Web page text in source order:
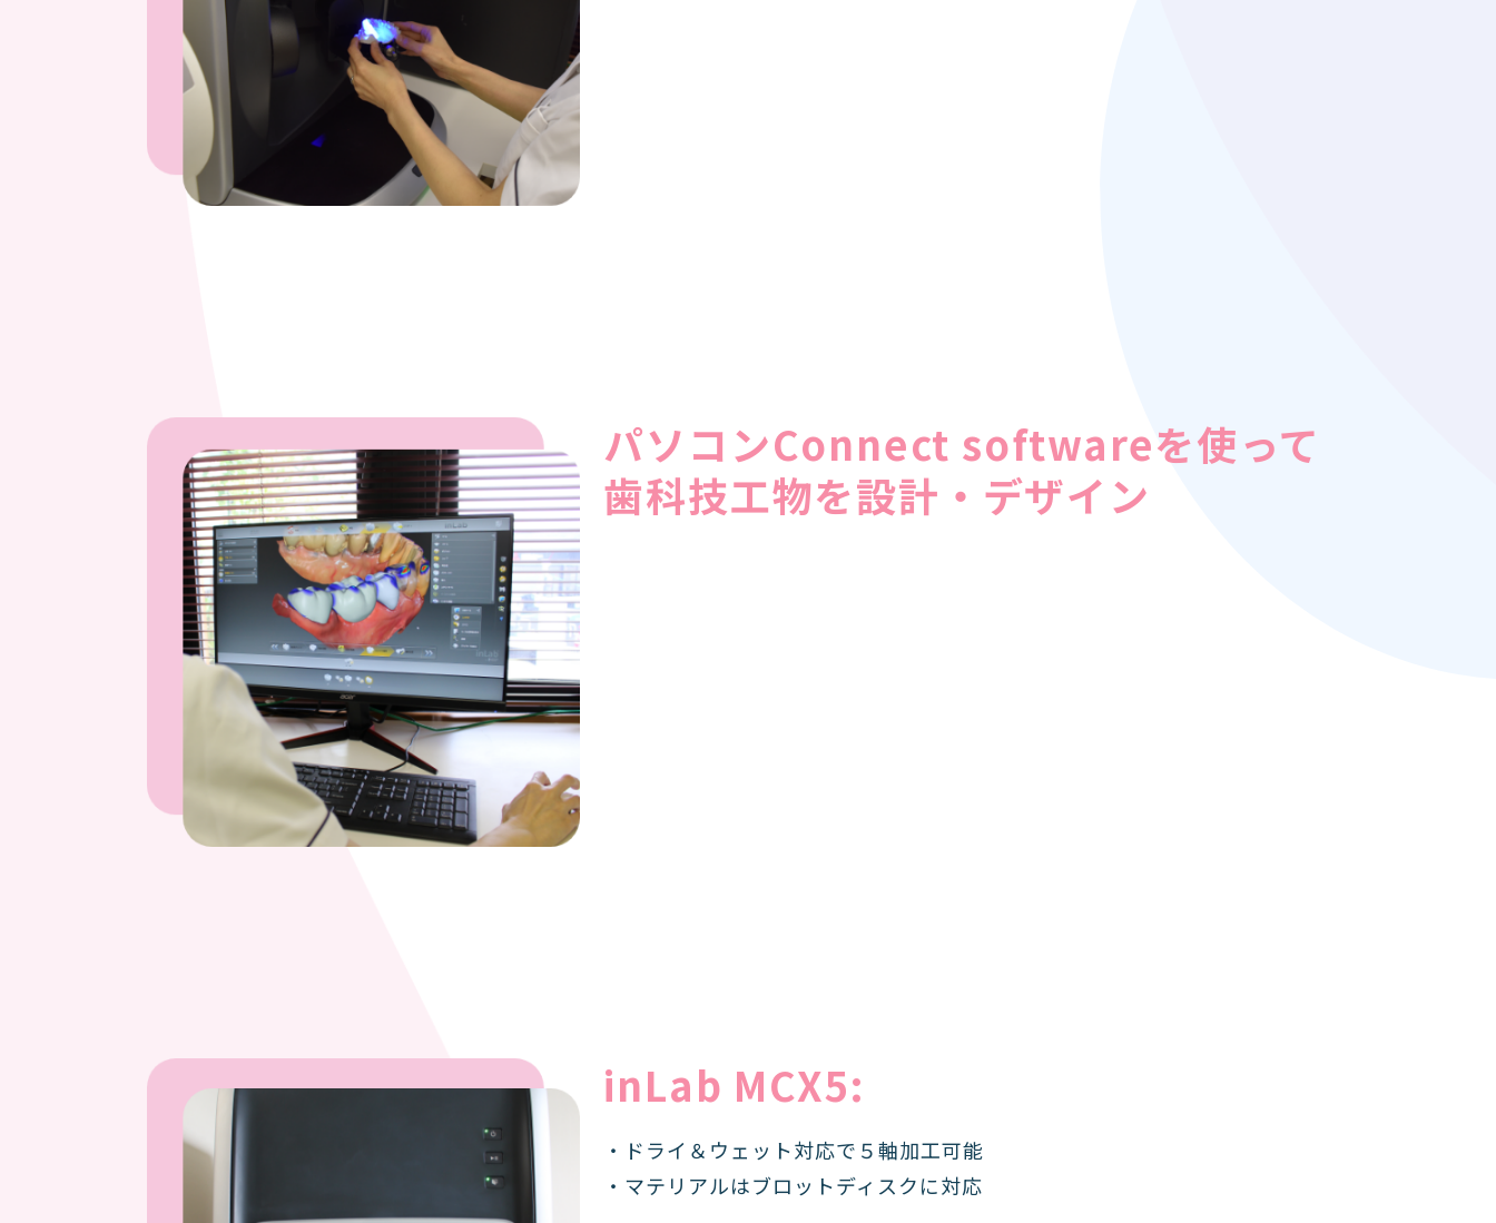
パソコンConnect softwareを使って
歯科技工物を設計・デザイン
inLab MCX5:
・ドライ＆ウェット対応で５軸加工可能
・マテリアルはブロットディスクに対応